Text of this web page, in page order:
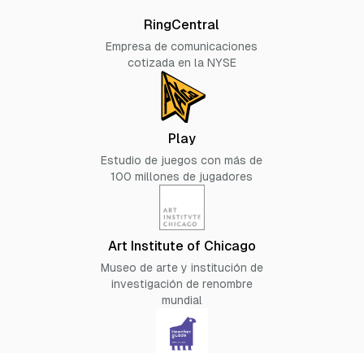
RingCentral
Empresa de comunicaciones
cotizada en la NYSE
Play
Estudio de juegos con más de
100 millones de jugadores
Art Institute of Chicago
Museo de arte y institución de
investigación de renombre
mundial